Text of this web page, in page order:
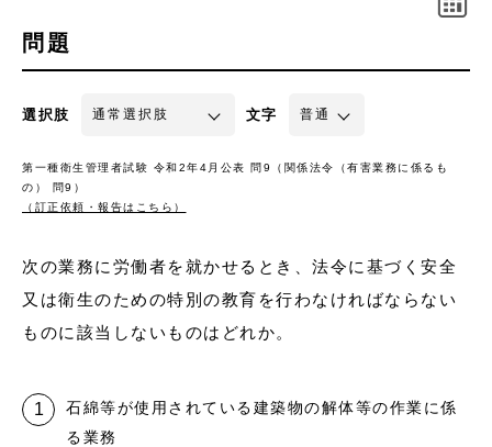
問題
選択肢 文字
第一種衛生管理者試験 令和2年4月公表 問9（関係法令（有害業務に係るも
の） 問9）
（訂正依頼・報告はこちら）
次の業務に労働者を就かせるとき、法令に基づく安全
又は衛生のための特別の教育を行わなければならない
ものに該当しないものはどれか。
石綿等が使用されている建築物の解体等の作業に係
る業務